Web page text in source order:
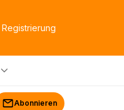
Registrierung
Abonnieren